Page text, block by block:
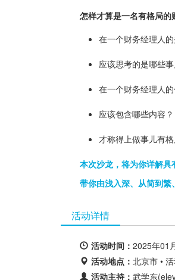
怎样才算是一名有格局的
在一个财务经理人的
应该思考的是哪些事
在一个财务经理人的
应该包含哪些内容？
才称得上做事儿有格
本次沙龙，将为你详解具
带你由浅入深、从简到繁
活动详情
活动时间： 2025年01
活动地点： 北京市 •
活动主持： 武学东